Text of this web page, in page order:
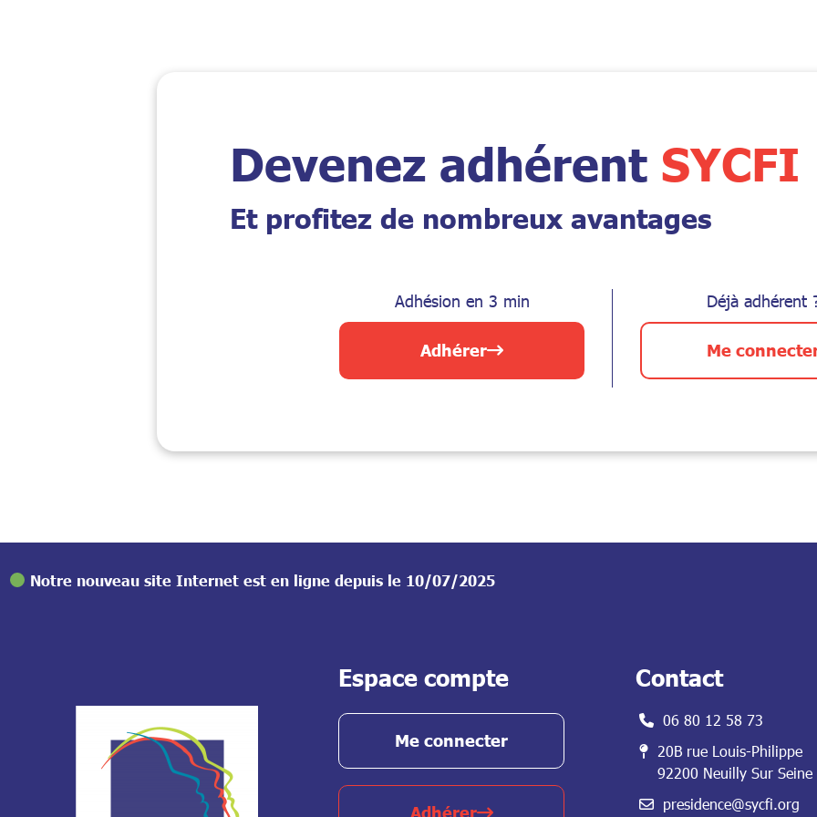
Devenez adhérent SYCFI
Et profitez de nombreux avantages
Adhésion en 3 min
Adhérer
Déjà adhérent
Me
Notre nouveau site Internet est en ligne depuis le 10/07/2025
Espace compte
Me connecter
Adhérer
Contact
06 80 12 58 73
20B rue Louis-Philippe
92200 Neuilly Sur Seine
presidence@sycfi.org